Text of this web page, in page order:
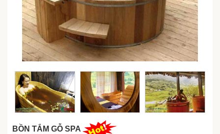
BỒN TẮM GỖ SPA